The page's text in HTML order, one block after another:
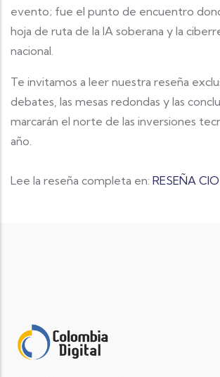
evento; fue el punto de encuentro
hoja de ruta de la IA soberana y la
nacional.
Te invitamos a leer nuestra reseña
debates, las mesas redondas y las
marcarán el norte de las inversiones
año.
Lee la reseña completa en: RESEÑA